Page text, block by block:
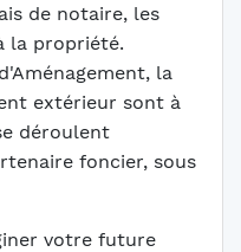
de notaire, les
la propriété.
la
extérieur sont à
déroulent
foncier, sous
votre future